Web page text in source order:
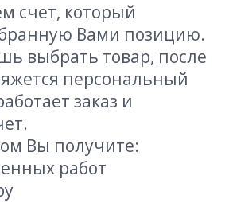
счет, который
Вами позицию.
выбрать товар, после
персональный
заказ и
Вы получите:
работ